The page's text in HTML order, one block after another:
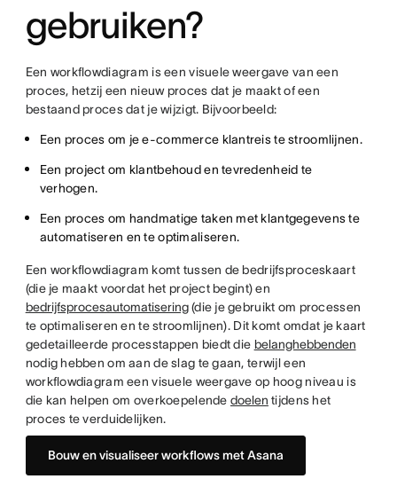
gebruiken?
Een workflowdiagram is een visuele weergave van een
proces, hetzij een nieuw proces dat je maakt of een
bestaand proces dat je wijzigt. Bijvoorbeeld:
Een proces om je e-commerce klantreis te stroomlijnen.
Een project om klantbehoud en tevredenheid te
verhogen.
Een proces om handmatige taken met klantgegevens te
automatiseren en te optimaliseren.
Een workflowdiagram komt tussen de bedrijfsproceskaart
(die je maakt voordat het project begint) en
bedrijfsprocesautomatisering(die je gebruikt om processen
te optimaliseren en te stroomlijnen). Dit komt omdat je kaart
gedetailleerde processtappen biedt die belanghebbenden
nodig hebben om aan de slag te gaan, terwijl een
workflowdiagram een visuele weergave op hoog niveau is
die kan helpen om overkoepelende doelen tijdens het
proces te verduidelijken.
Bouw en visualiseer workflows met Asana